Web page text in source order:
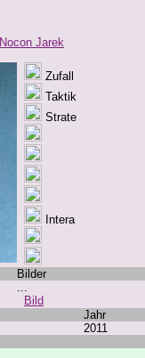
Nocon Jarek
Zufall
Taktik
Strate
Intera
Bilder
...
Bild
Jahr
2011